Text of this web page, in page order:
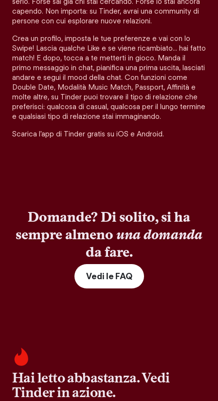
capendo. Non importa: su Tinder, avrai una community di
persone con cui esplorare nuove relazioni.
Crea un profilo, imposta le tue preferenze e vai con lo
Swipe! Lascia qualche Like e se viene ricambiato… hai fatto
match! E dopo, tocca a te metterti in gioco. Manda il
primo messaggio in chat, pianifica una prima uscita, lasciati
andare e segui il mood della chat. Con funzioni come
Double Date, Modalità Music Match, Passport, Affinità e
molte altre, su Tinder puoi trovare il tipo di relazione che
preferisci: qualcosa di casual, qualcosa per il lungo termine
e qualsiasi tipo di relazione stai immaginando.
Scarica l'app di Tinder gratis su iOS e Android.
Domande? Di solito, si ha
sempre almeno una domanda
da fare.
Vedi le FAQ
Hai letto abbastanza. Vedi
Tinder in azione.